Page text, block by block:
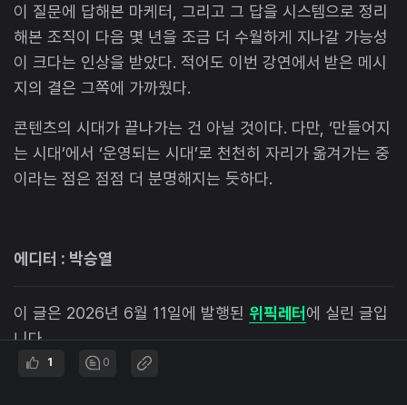
이 질문에 답해본 마케터, 그리고 그 답을 시스템으로 정리
해본 조직이 다음 몇 년을 조금 더 수월하게 지나갈 가능성
이 크다는 인상을 받았다. 적어도 이번 강연에서 받은 메시
지의 결은 그쪽에 가까웠다.
콘텐츠의 시대가 끝나가는 건 아닐 것이다. 다만, ‘만들어지
는 시대’에서 ‘운영되는 시대’로 천천히 자리가 옮겨가는 중
이라는 점은 점점 더 분명해지는 듯하다.
에디터 : 박승열
이 글은 2026년 6월 11일에 발행된 위픽레터 에 실린 글입
니다.
1 0